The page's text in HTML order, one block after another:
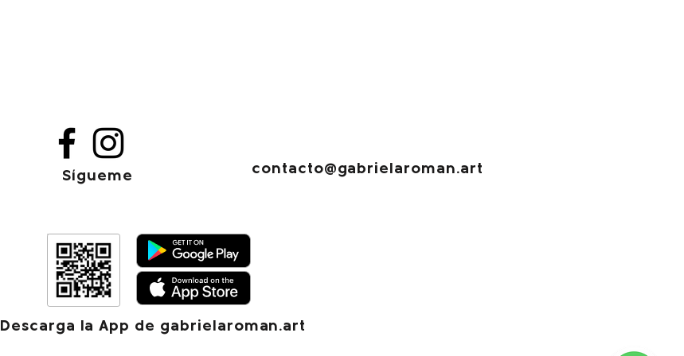
Sígueme contacto@gabrielaroman.art
Descarga la App de gabrielaroman.art